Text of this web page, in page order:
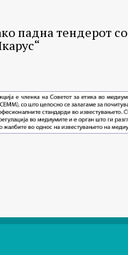
падна тендерот со